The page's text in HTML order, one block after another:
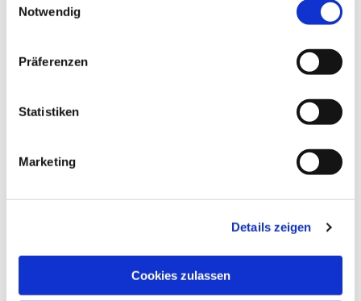
Notwendig
Präferenzen
Statistiken
Marketing
Details zeigen
Cookies zulassen